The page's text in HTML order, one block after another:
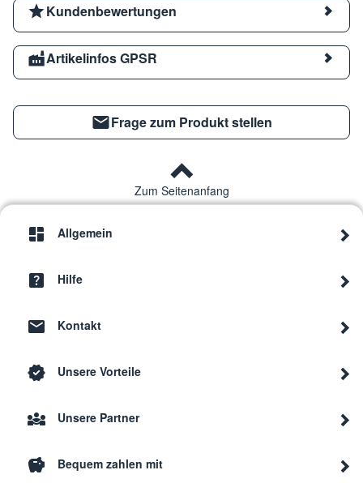
Kundenbewertungen
Artikelinfos GPSR
Frage zum Produkt stellen
Zum Seitenanfang
Allgemein
Hilfe
Kontakt
Unsere Vorteile
Unsere Partner
Bequem zahlen mit